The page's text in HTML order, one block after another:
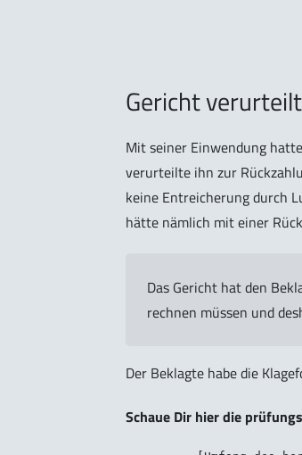
Gericht
Mit seiner Einwendung
verurteilte ihn zur
keine Entreicherung durch
hätte nämlich mit einer
Das Gericht hat den
rechnen müssen und
Der Beklagte habe die
Schaue Dir hier die